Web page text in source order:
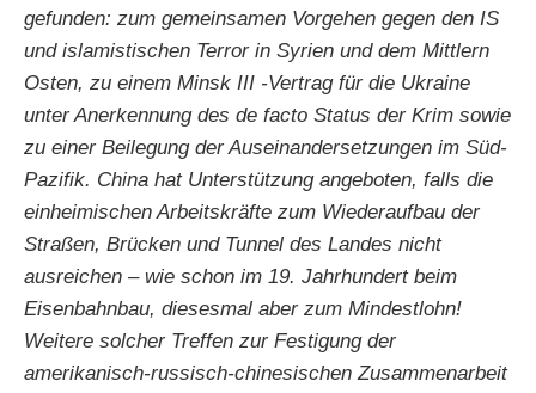
gefunden: zum gemeinsamen Vorgehen gegen den IS
und islamistischen Terror in Syrien und dem Mittlern
Osten, zu einem Minsk III -Vertrag für die Ukraine
unter Anerkennung des de facto Status der Krim sowie
zu einer Beilegung der Auseinandersetzungen im Süd-
Pazifik. China hat Unterstützung angeboten, falls die
einheimischen Arbeitskräfte zum Wiederaufbau der
Straßen, Brücken und Tunnel des Landes nicht
ausreichen – wie schon im 19. Jahrhundert beim
Eisenbahnbau, diesesmal aber zum Mindestlohn!
Weitere solcher Treffen zur Festigung der
amerikanisch-russisch-chinesischen Zusammenarbeit